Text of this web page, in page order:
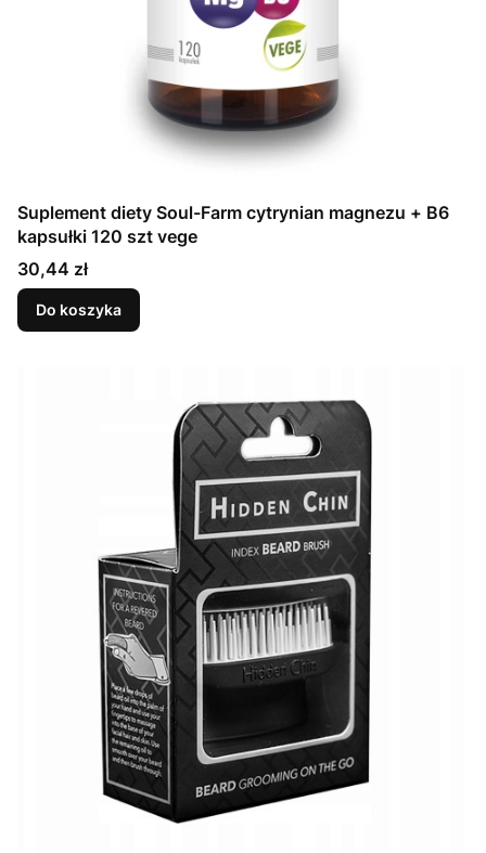
Suplement diety Soul-Farm cytrynian magnezu + B6
kapsułki 120 szt vege
Cena
30,44 zł
Do koszyka